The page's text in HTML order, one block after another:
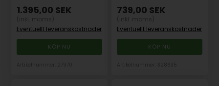
1.395,00 SEK
Eventuellt leveranskostnader
739,00 SEK
Eventuellt leveranskostnader